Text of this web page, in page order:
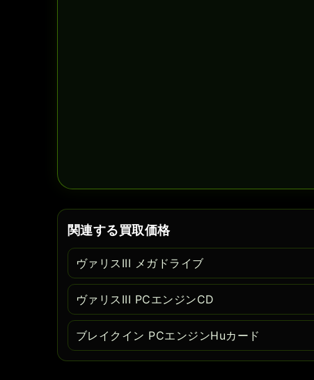
関連する買取価格
ヴァリスIII メガドライブ
ヴァリスIII PCエンジンCD
ブレイクイン PCエンジンHuカード